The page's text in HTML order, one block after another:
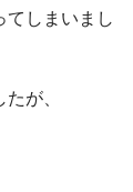
てしまいまし
が、